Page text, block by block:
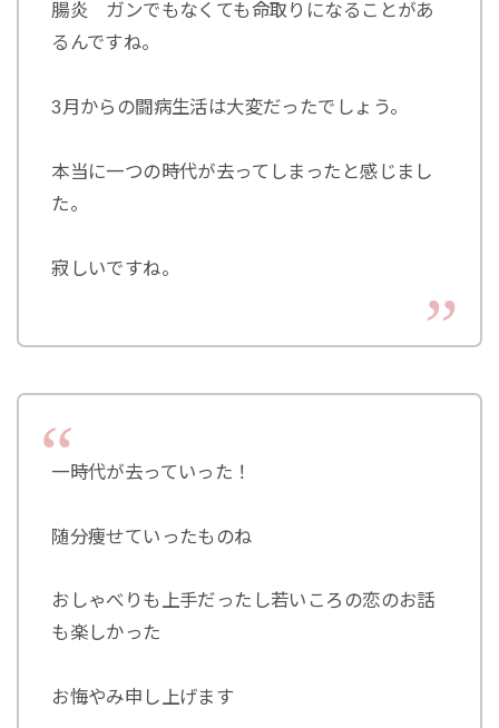
腸炎 ガンでもなくても命取りになることがあ
るんですね。
3月からの闘病生活は大変だったでしょう。
本当に一つの時代が去ってしまったと感じまし
た。
寂しいですね。
一時代が去っていった！
随分痩せていったものね
おしゃべりも上手だったし若いころの恋のお話
も楽しかった
お悔やみ申し上げます